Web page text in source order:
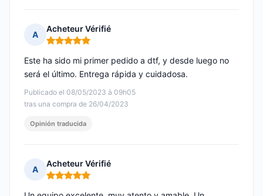
A
Acheteur Vérifié
Nota: 5 de 5
Publicado el 08/05/2023 à 09h05
tras una compra de 26/04/2023
Este ha sido mi primer pedido a dtf, y desde luego no
será el último. Entrega rápida y cuidadosa.
Opinión traducida
A
Acheteur Vérifié
Nota: 5 de 5